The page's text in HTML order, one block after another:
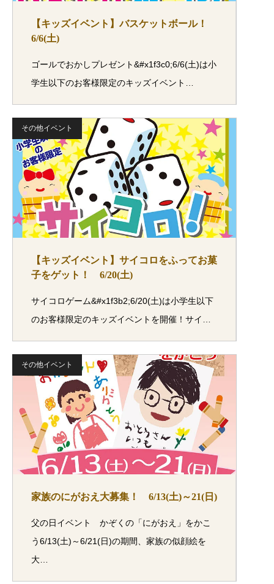
【キッズイベント】バスケットボール！
6/6(土)
ゴールでおかしプレゼント&#x1f3c0;6/6(土)は小
学生以下のお客様限定のキッズイベント…
その他イベント
【キッズイベント】サイコロをふってお菓
子をゲット！ 6/20(土)
サイコロゲーム&#x1f3b2;6/20(土)は小学生以下
のお客様限定のキッズイベントを開催！サイ…
その他イベント
家族のにがおえ大募集！ 6/13(土)～21(日)
父の日イベント かぞくの「にがおえ」をかこ
う6/13(土)～6/21(日)の期間、家族の似顔絵を
大…